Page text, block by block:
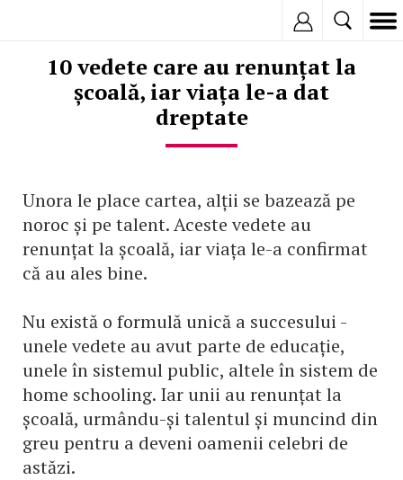
10 vedete care au renunțat la
școală, iar viața le-a dat
dreptate
Unora le place cartea, alții se bazează pe
noroc și pe talent. Aceste vedete au
renunțat la școală, iar viața le-a confirmat
că au ales bine.
Nu există o formulă unică a succesului -
unele vedete au avut parte de educație,
unele în sistemul public, altele în sistem de
home schooling. Iar unii au renunțat la
școală, urmându-și talentul și muncind din
greu pentru a deveni oamenii celebri de
astăzi.